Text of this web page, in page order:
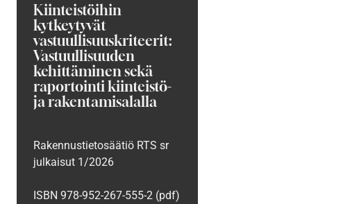
Kiinteistöihin
kytkeytyvät
vastuullisuuskriteerit:
Vastuullisuuden
kehittäminen sekä
raportointi kiinteistö-
ja rakentamisalalla
Rakennustietosäätiö RTS sr
julkaisut 1/2026
ISBN 978-952-267-555-2 (pdf)